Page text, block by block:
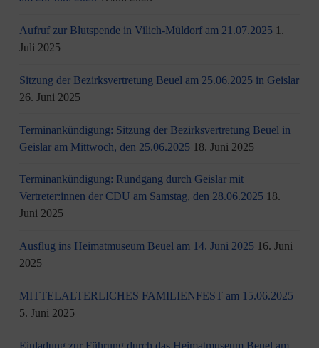
Aufruf zur Blutspende in Vilich-Müldorf am 21.07.2025 1.
Juli 2025
Sitzung der Bezirksvertretung Beuel am 25.06.2025 in Geislar
26. Juni 2025
Terminankündigung: Sitzung der Bezirksvertretung Beuel in
Geislar am Mittwoch, den 25.06.2025 18. Juni 2025
Terminankündigung: Rundgang durch Geislar mit
Vertreter:innen der CDU am Samstag, den 28.06.2025 18.
Juni 2025
Ausflug ins Heimatmuseum Beuel am 14. Juni 2025 16. Juni
2025
MITTELALTERLICHES FAMILIENFEST am 15.06.2025
5. Juni 2025
Einladung zur Führung durch das Heimatmuseum Beuel am